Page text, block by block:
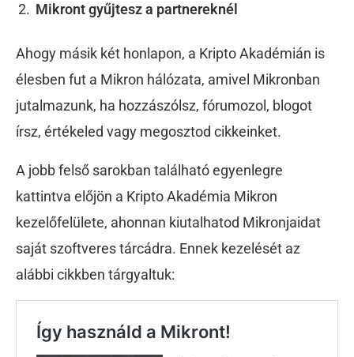
Mikront gyűjtesz a partnereknél
Ahogy másik két honlapon, a Kripto Akadémián is
élesben fut a Mikron hálózata, amivel Mikronban
jutalmazunk, ha hozzászólsz, fórumozol, blogot
írsz, értékeled vagy megosztod cikkeinket.
A jobb felső sarokban található egyenlegre
kattintva előjön a Kripto Akadémia Mikron
kezelőfelülete, ahonnan kiutalhatod Mikronjaidat
saját szoftveres tárcádra. Ennek kezelését az
alábbi cikkben tárgyaltuk: